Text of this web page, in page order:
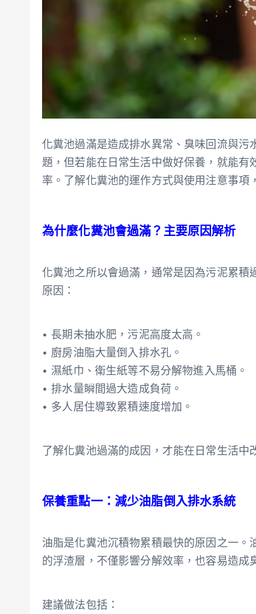
化糞池過滿是造成排水異常、臭味回流與污
題，但若能在日常生活中做好保養，就能
率。了解化糞池的運作方式與使用注意事項
為什麼化糞池會過滿？主要原因解析
化糞池之所以會過滿，通常是因為污泥累
原因：
• 長期未抽水肥，污泥高度太高。
• 廚房油脂大量倒入排水孔。
• 濕紙巾、衛生紙等不易分解物進入馬桶。
• 排水量瞬間過大造成負荷。
• 多人居住導致累積速度增加。
了解化糞池過滿的成因，才能在日常生活中
保養重點一：減少油脂倒入排水系統
油脂是化糞池沉積物累積最快的原因之一
的浮渣層，不僅影響分解效率，也容易造成
建議做法包括：